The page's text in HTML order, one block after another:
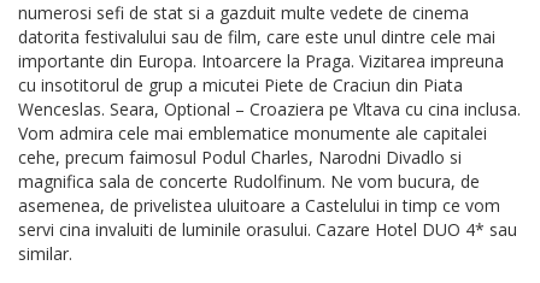
numerosi sefi de stat si a gazduit multe vedete de cinema
datorita festivalului sau de film, care este unul dintre cele mai
importante din Europa. Intoarcere la Praga. Vizitarea impreuna
cu insotitorul de grup a micutei Piete de Craciun din Piata
Wenceslas. Seara, Optional – Croaziera pe Vltava cu cina inclusa.
Vom admira cele mai emblematice monumente ale capitalei
cehe, precum faimosul Podul Charles, Narodni Divadlo si
magnifica sala de concerte Rudolfinum. Ne vom bucura, de
asemenea, de privelistea uluitoare a Castelului in timp ce vom
servi cina invaluiti de luminile orasului. Cazare Hotel DUO 4* sau
similar.